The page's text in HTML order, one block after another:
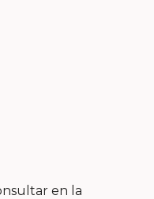
en la